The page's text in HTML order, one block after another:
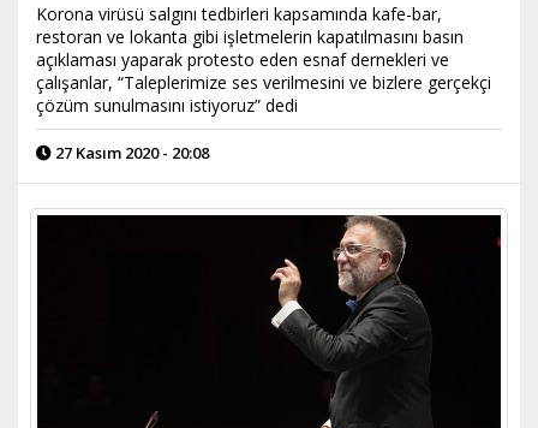
Korona virüsü salgını tedbirleri kapsamında kafe-bar,
restoran ve lokanta gibi işletmelerin kapatılmasını basın
açıklaması yaparak protesto eden esnaf dernekleri ve
çalışanlar, “Taleplerimize ses verilmesini ve bizlere gerçekçi
çözüm sunulmasını istiyoruz” dedi
27 Kasım 2020 - 20:08